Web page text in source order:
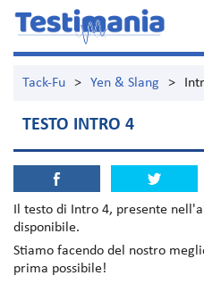
Tack-Fu > Yen & Slang >
TESTO INTRO 4
Il testo di Intro 4, presente
disponibile.
Stiamo facendo del nostro
prima possibile!